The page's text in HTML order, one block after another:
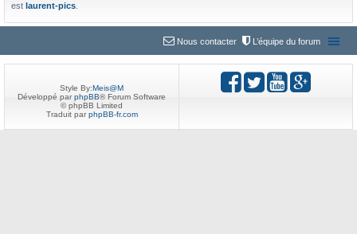
est laurent-pics
L’équipe du forum
Nous contacter
Style By:Meis@M
Développé parphpBB® Forum Software
© phpBB Limited
Traduit parphpBB-fr.com